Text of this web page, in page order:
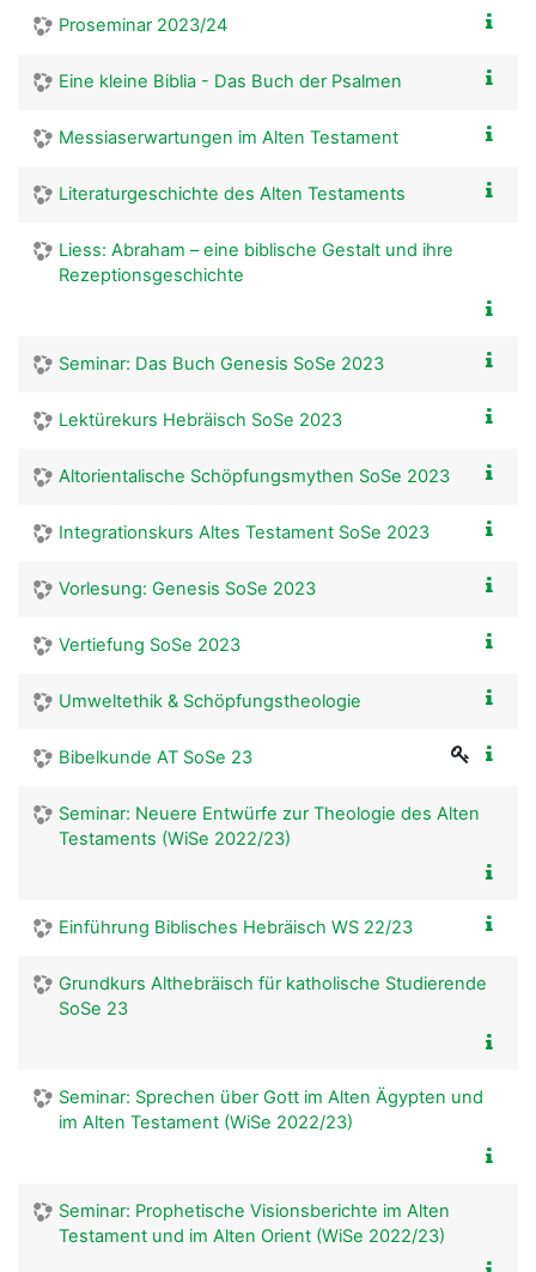
Proseminar 2023/24
Eine kleine Biblia - Das Buch der Psalmen
Messiaserwartungen im Alten Testament
Literaturgeschichte des Alten Testaments
Liess: Abraham – eine biblische Gestalt und ihre
Rezeptionsgeschichte
Seminar: Das Buch Genesis SoSe 2023
Lektürekurs Hebräisch SoSe 2023
Altorientalische Schöpfungsmythen SoSe 2023
Integrationskurs Altes Testament SoSe 2023
Vorlesung: Genesis SoSe 2023
Vertiefung SoSe 2023
Umweltethik & Schöpfungstheologie
Bibelkunde AT SoSe 23
Seminar: Neuere Entwürfe zur Theologie des Alten
Testaments (WiSe 2022/23)
Einführung Biblisches Hebräisch WS 22/23
Grundkurs Althebräisch für katholische Studierende
SoSe 23
Seminar: Sprechen über Gott im Alten Ägypten und
im Alten Testament (WiSe 2022/23)
Seminar: Prophetische Visionsberichte im Alten
Testament und im Alten Orient (WiSe 2022/23)